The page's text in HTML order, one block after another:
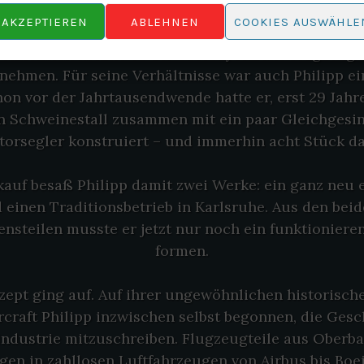
AKZEPTIEREN ABLEHNEN COOKIES
dann in kurzer Folge durch mehrere Hände
Für seine Verhältnisse war auch Philipp
vor der Jahrtausendwende hatte er, erst 29
Schweinestall zusammen mit ein paar
konstruiert – und immerhin acht Stück
besaß Philipp damit zwei Werke: ein ganz neu
einen Traditionsbetrieb in Karlsruhe. Aus den
musste er jetzt nur noch ein
formen.
ging auf. Auf ihrer ungewöhnlichen
Philipp inzwischen selbst begonnen, die
mitzuschreiben. Flugzeugteile aus
in zahllosen Luftfahrzeugen von Airbus bis